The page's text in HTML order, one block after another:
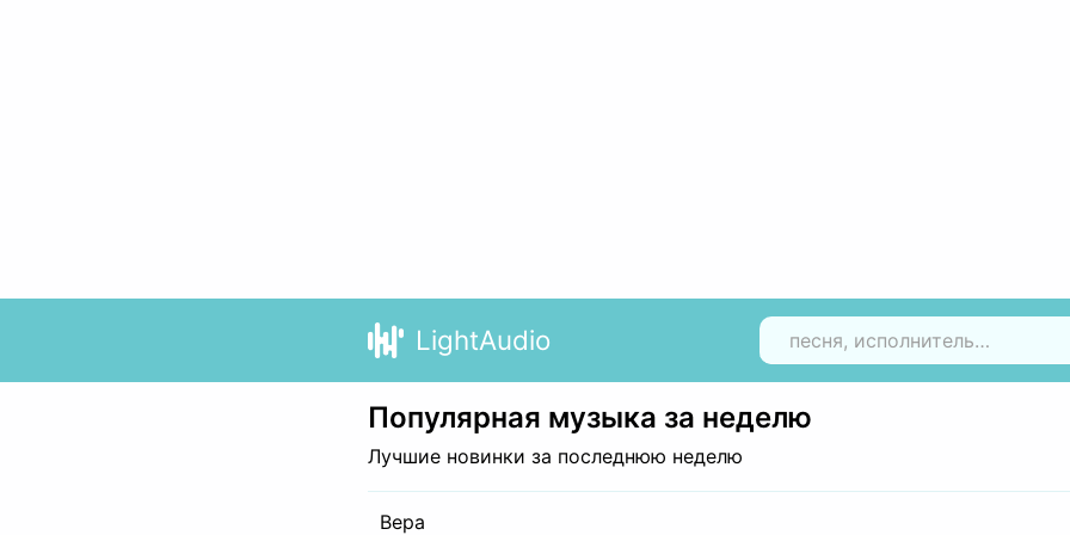
LightAudio
Популярная музыка за неделю
Лучшие новинки за последнюю неделю
Вера